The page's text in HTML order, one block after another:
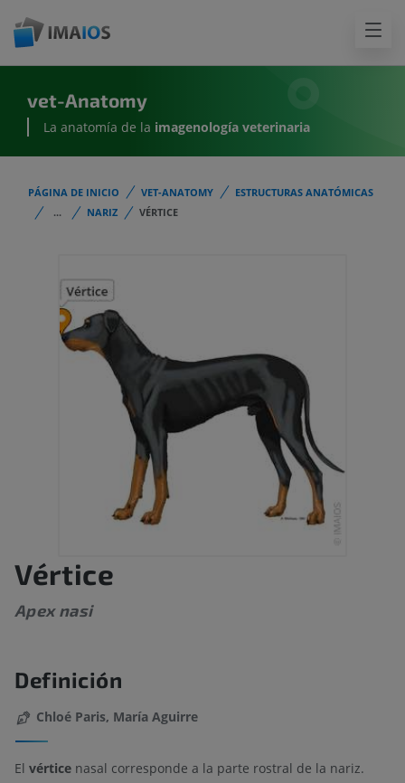
vet-Anatomy
La anatomía de la imagenología veterinaria
PÁGINA DE INICIO VET-ANATOMY
ESTRUCTURAS ANATÓMICAS
...
NARIZ VÉRTICE
Vértice
Apex nasi
Definición
Chloé Paris, María Aguirre
El vértice nasal corresponde a la parte rostral de la nariz.